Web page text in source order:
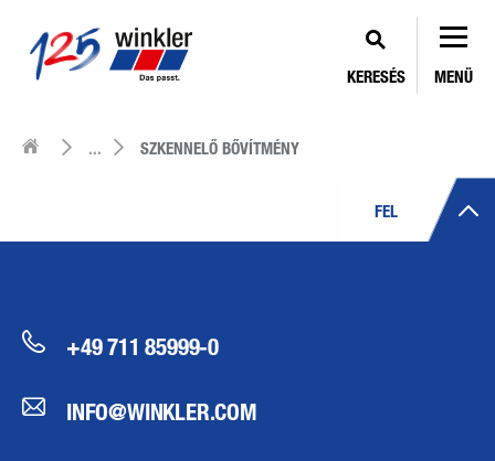
KERESÉS MENÜ
... SZKENNELŐ BŐVÍTMÉNY
FEL
+49 711 85999-0
INFO@WINKLER.COM